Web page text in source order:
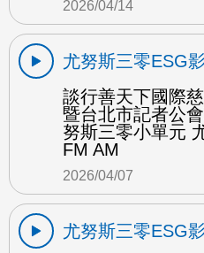
2026/04/14
尤努斯三零ESG
談行善天下國際
暨台北市記者公
努斯三零小單元
FM AM
2026/04/07
尤努斯三零ESG